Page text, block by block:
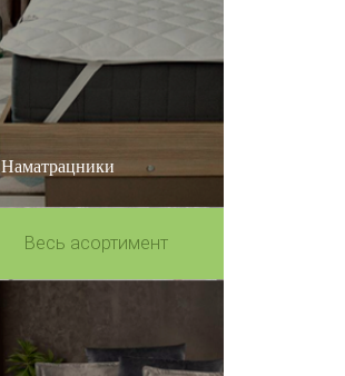
Наматрацники
Весь асортимент